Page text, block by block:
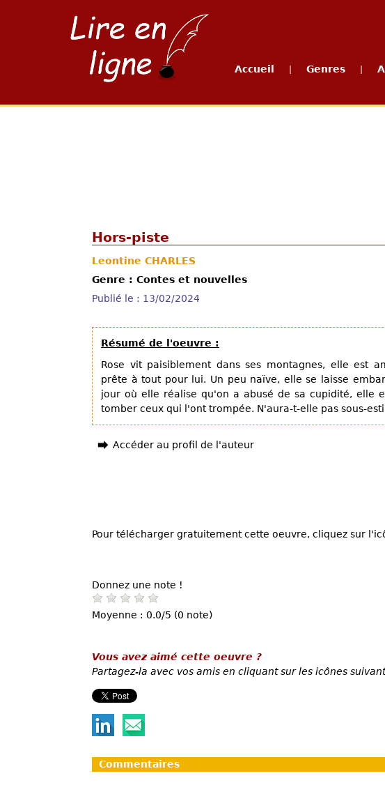
Accueil Genres
Hors-piste
Leontine CHARLES
Genre : Contes et nouvelles
Publié le : 13/02/2024
Résumé de l'oeuvre :
Rose vit paisiblement dans ses montagnes, elle est
prête à tout pour lui. Un peu naïve, elle se laisse
jour où elle réalise qu'on a abusé de sa cupidité, elle
tomber ceux qui l'ont trompée. N'aura-t-elle pas sous-
Accéder au profil de l'auteur
Pour télécharger gratuitement cette oeuvre, cliquez sur
Donnez une note !
Moyenne : 0.0/5 (0 note)
Vous avez aimé cette oeuvre ?
Partagez-la avec vos amis en cliquant sur les icônes
Commentaires